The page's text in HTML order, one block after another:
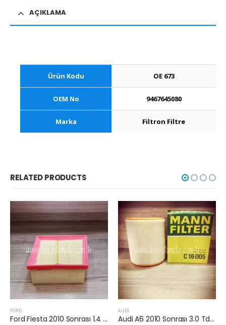
AÇIKLAMA
Ürün Kodu OE 673
OEM No 9467645080
Marka Filtron Filtre
RELATED PRODUCTS
Ford Fiesta 2010 Sonrası 1.4 Tdci Hava Filtresi Audi A6 2010 Sonrası 3.0 Tdi Hava Filtresi